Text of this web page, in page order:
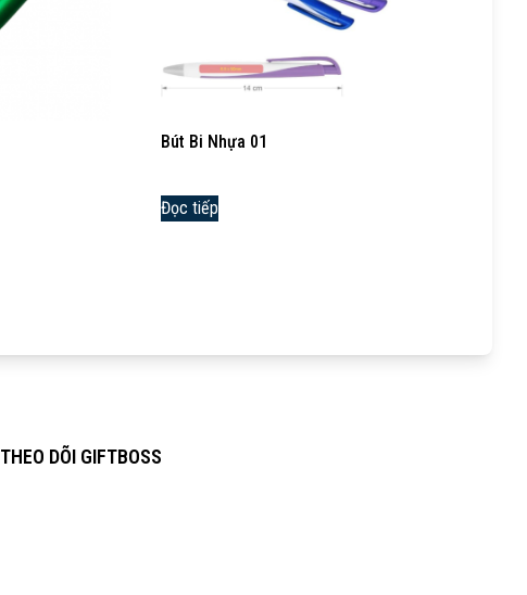
Bút Bi Nhựa 01
Đọc tiếp
THEO DÕI GIFTBOSS